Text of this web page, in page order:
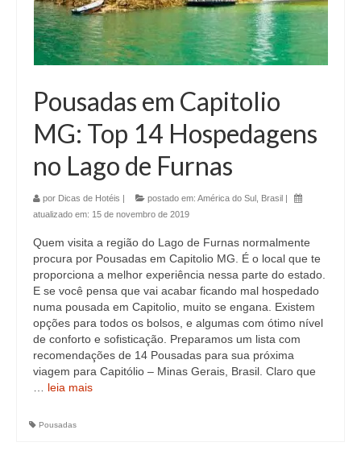
Pousadas em Capitolio
MG: Top 14 Hospedagens
no Lago de Furnas
por Dicas de Hotéis | postado em: América do Sul Brasil |
atualizado em: 15 de novembro de 2019
Quem visita a região do Lago de Furnas normalmente
procura por Pousadas em Capitolio MG. É o local que te
proporciona a melhor experiência nessa parte do estado.
E se você pensa que vai acabar ficando mal hospedado
numa pousada em Capitolio, muito se engana. Existem
opções para todos os bolsos, e algumas com ótimo nível
de conforto e sofisticação. Preparamos um lista com
recomendações de 14 Pousadas para sua próxima
viagem para Capitólio – Minas Gerais, Brasil. Claro que
leia mais
Pousadas